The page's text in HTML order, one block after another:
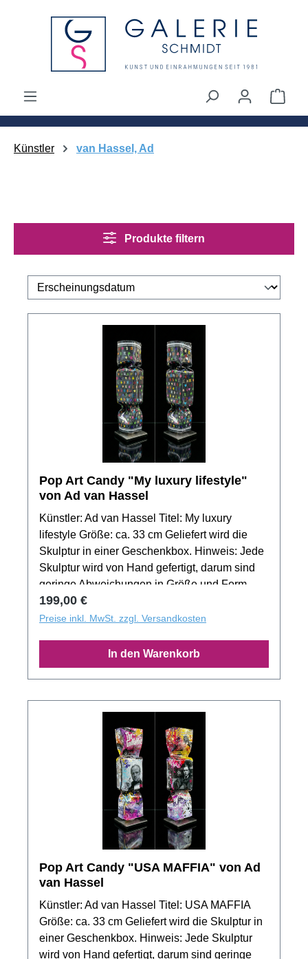
springen
Künstler van Hassel, Ad
Produkte filtern
Pop Art Candy "My luxury lifestyle"
von Ad van Hassel
Künstler: Ad van Hassel Titel: My luxury
lifestyle Größe: ca. 33 cm Geliefert wird die
Skulptur in einer Geschenkbox. Hinweis: Jede
Skulptur wird von Hand gefertigt, darum sind
geringe Abweichungen in Größe und Form
gewollt. Das Produktbild zeigt nur ein Muster
der Motivserie. Jedes Exemplar aus der
Unikatcharakter!
Regulärer Preis:
199,00 €
Preise inkl. MwSt. zzgl. Versandkosten
In den Warenkorb
Pop Art Candy "USA MAFFIA" von Ad
van Hassel
Künstler: Ad van Hassel Titel: USA MAFFIA
Größe: ca. 33 cm Geliefert wird die Skulptur in
einer Geschenkbox. Hinweis: Jede Skulptur
wird von Hand gefertigt, darum sind geringe